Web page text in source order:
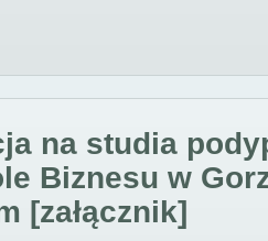
na studia
Biznesu w
[załącznik]